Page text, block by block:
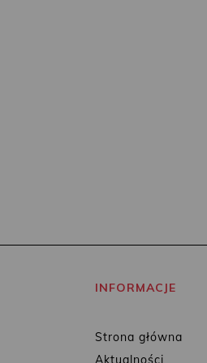
INFORMACJE
Strona główna
Aktualności